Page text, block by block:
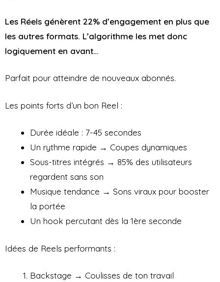
Les Réels génèrent 22% d’engagement en plus que
les autres formats. L’algorithme les met donc
logiquement en avant…
Parfait pour atteindre de nouveaux abonnés.
Les points forts d’un bon Reel :
Durée idéale : 7-45 secondes
Un rythme rapide → Coupes dynamiques
Sous-titres intégrés → 85% des utilisateurs
regardent sans son
Musique tendance → Sons viraux pour booster
la portée
Un hook percutant dès la 1ère seconde
Idées de Reels performants :
Backstage → Coulisses de ton travail